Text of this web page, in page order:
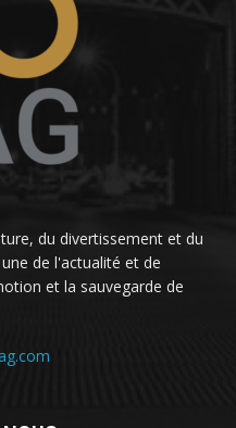
du divertissement et du
de l'actualité et de
et la sauvegarde de